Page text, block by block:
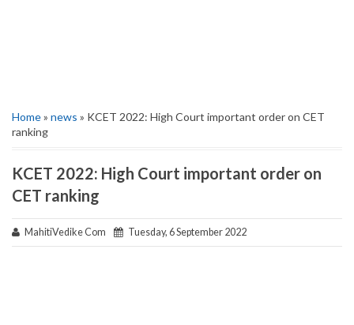
Home» news » KCET 2022: High Court important order on CET
ranking
KCET 2022: High Court important order on
CET ranking
MahitiVedike Com Tuesday, 6 September 2022